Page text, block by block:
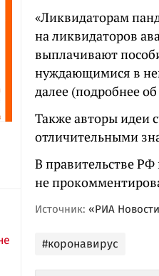
«Ликвидаторам
на ликвидаторов
выплачивают
нуждающимися в
далее (подробнее
Также авторы идеи
отличительными
В правительстве
не
Источник: «РИА
#коронавирус